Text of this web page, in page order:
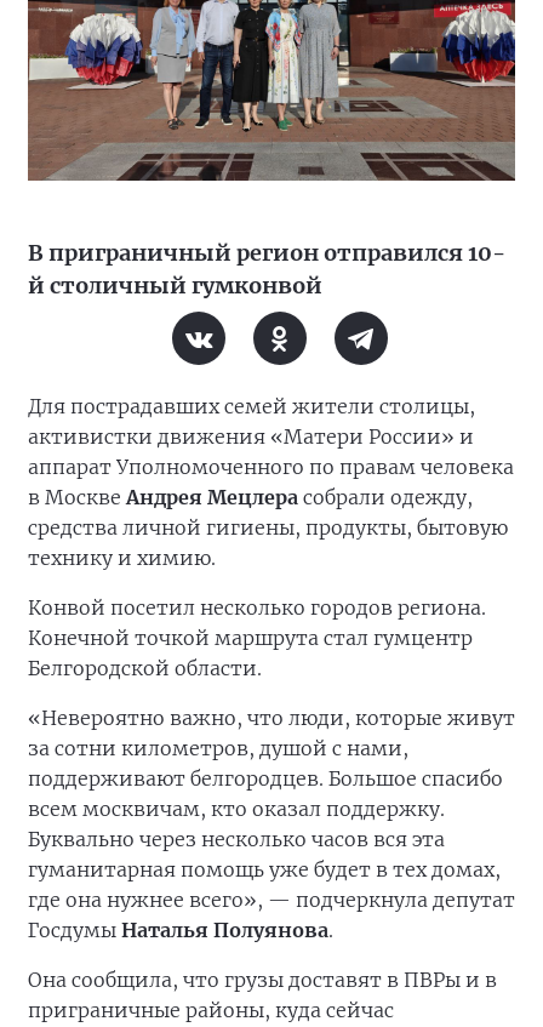
В приграничный регион отправился 10-
й столичный гумконвой
Для пострадавших семей жители столицы,
активистки движения «Матери России» и
аппарат Уполномоченного по правам человека
в МосквеАндрея Мецлера собрали одежду,
средства личной гигиены, продукты, бытовую
технику и химию.
Конвой посетил несколько городов региона.
Конечной точкой маршрута стал гумцентр
Белгородской области.
«Невероятно важно, что люди, которые живут
за сотни километров, душой с нами,
поддерживают белгородцев. Большое спасибо
всем москвичам, кто оказал поддержку.
Буквально через несколько часов вся эта
гуманитарная помощь уже будет в тех домах,
где она нужнее всего», — подчеркнула депутат
Госдумы Наталья Полуянова.
Она сообщила, что грузы доставят в ПВРы и в
приграничные районы, куда сейчас